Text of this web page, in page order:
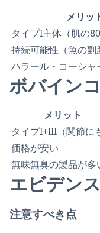
メリッ
タイプI主体（肌の
持続可能性（魚の副
ハラール・コーシャ
ボバイン
メリット
タイプI+III（関節に
価格が安い
無味無臭の製品が多
エビデン
注意すべき点